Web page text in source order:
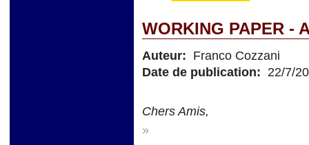
WORKING PAPER -
Auteur: Franco Cozzani
Date de publication: 22/7/
Chers Amis,
»